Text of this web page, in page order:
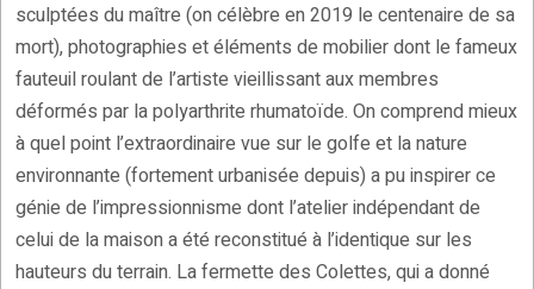
sculptées du maître (on célèbre en 2019 le centenaire de sa
mort), photographies et éléments de mobilier dont le fameux
fauteuil roulant de l’artiste vieillissant aux membres
déformés par la polyarthrite rhumatoïde. On comprend mieux
à quel point l’extraordinaire vue sur le golfe et la nature
environnante (fortement urbanisée depuis) a pu inspirer ce
génie de l’impressionnisme dont l’atelier indépendant de
celui de la maison a été reconstitué à l’identique sur les
hauteurs du terrain. La fermette des Colettes, qui a donné